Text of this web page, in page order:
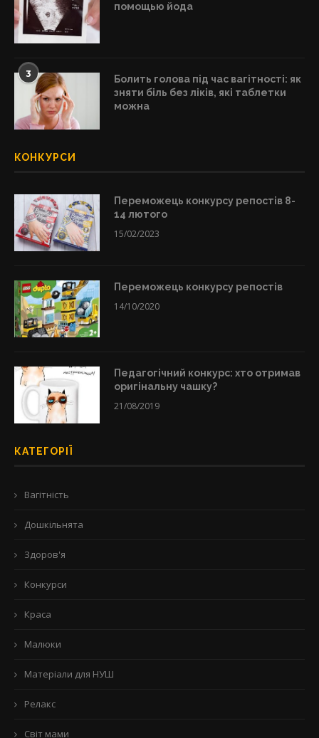
помощью йода
3
Болить голова під час вагітності: як
зняти біль без ліків, які таблетки
можна
КОНКУРСИ
Переможець конкурсу репостів 8-
14 лютого
15/02/2023
Переможець конкурсу репостів
14/10/2020
Педагогічний конкурс: хто отримав
оригінальну чашку?
21/08/2019
КАТЕГОРІЇ
Вагітність
Дошкільнята
Здоров'я
Конкурси
Краса
Малюки
Матеріали для НУШ
Релакс
Світ мами